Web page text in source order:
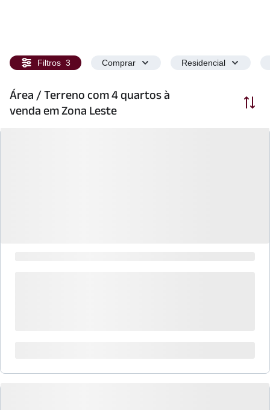
Filtros 3 Comprar Residencial
Área / Terreno com 4 quartos à
venda em Zona Leste
Ordenar